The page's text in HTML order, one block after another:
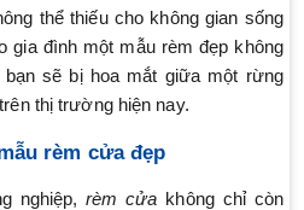
thể thiếu cho không gian sống
gia đình một mẫu rèm đẹp không
sẽ bị hoa mắt giữa một rừng
trên thị trường hiện nay.
rèm cửa đẹp
nghiệp,rèm cửa không chỉ còn